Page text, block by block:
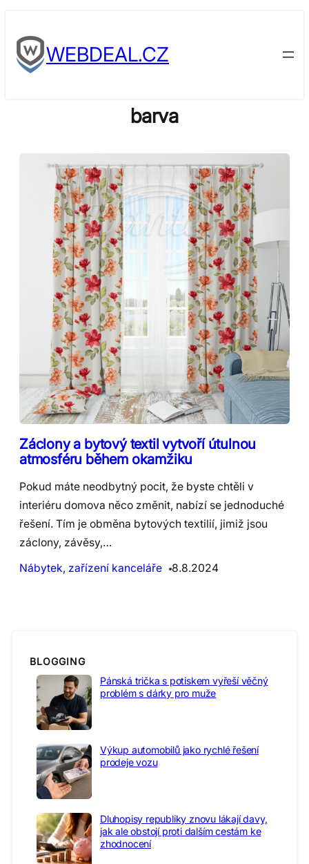
to
contentWEBDEAL.CZ
barva
Záclony a bytový textil vytvoří útulnou
atmosféru během okamžiku
Pokud máte neodbytný pocit, že byste chtěli v
interiéru domova něco změnit, nabízí se jednoduché
řešení. Tím je obměna bytových textilií, jimiž jsou
záclony, závěsy,…
Nábytek, zařízení kanceláře
8.8.2024
BLOGGING
Pánská trička s potiskem vyřeší věčný
problém s dárky pro muže
Výkup automobilů jako rychlé řešení
prodeje vozu
Dluhopisy republiky znovu lákají davy,
jak ale obstojí proti dalším cestám ke
zhodnocení